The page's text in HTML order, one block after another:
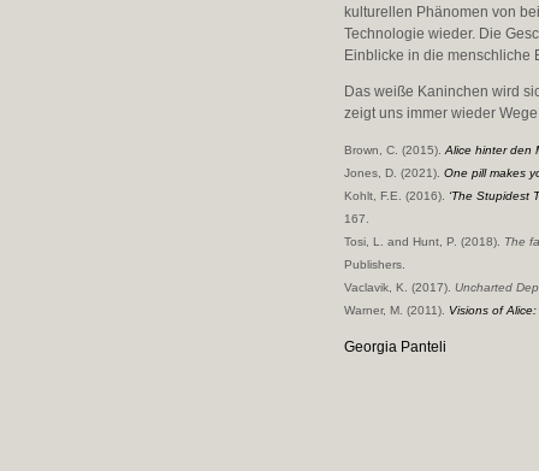
kulturellen Phänomen von
Technologie wieder. Die
Einblicke in die menschliche
Das weiße Kaninchen wird
zeigt uns immer wieder
Brown, C. (2015).Alice hinter den
Jones, D. (2021).One pill makes
Kohlt, F.E. (2016). ‘The Stupidest
167.
Tosi, L. and Hunt, P. (2018). The
Publishers.
Vaclavik, K. (2017).Uncharted
Warner, M. (2011). Visions of
Georgia Panteli